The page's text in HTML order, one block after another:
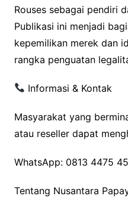
Rouses sebagai pendiri
Publikasi ini menjadi
kepemilikan merek dan
rangka penguatan
Informasi & Kontak
Masyarakat yang
atau reseller dapat
WhatsApp: 0813 4475
Tentang Nusantara